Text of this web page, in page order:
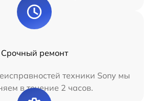
Срочный ремонт
техники Sony мы
в течение 2 часов.